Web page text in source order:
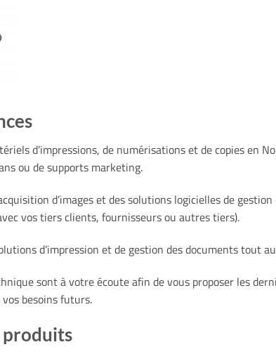
d’impressions, de numérisations et de copies en
ou de supports marketing.
d’images et des solutions logicielles de
vos tiers clients, fournisseurs ou autres tiers).
d’impression et de gestion des documents tout
sont à votre écoute afin de vous proposer les
besoins futurs.
produits